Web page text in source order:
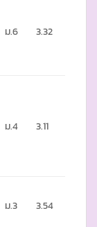
ม.6 3.32
ม.4 3.11
ม.3 3.54